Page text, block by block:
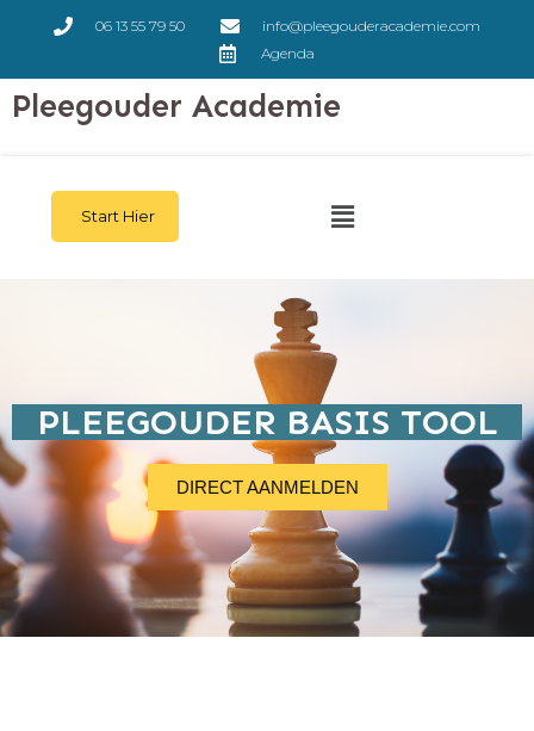
06 13 55 79 50
info@pleegouderacademie.com
Agenda
Pleegouder Academie
Start Hier
PLEEGOUDER BASIS TOOL
DIRECT AANMELDEN